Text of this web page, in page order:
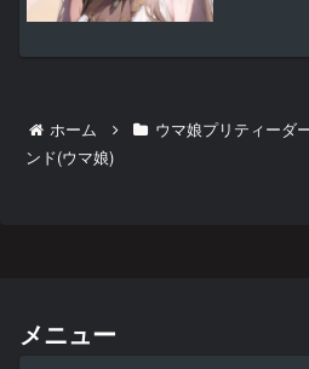
ホーム ウマ娘プリティーダ
ンド(ウマ娘)
メニュー